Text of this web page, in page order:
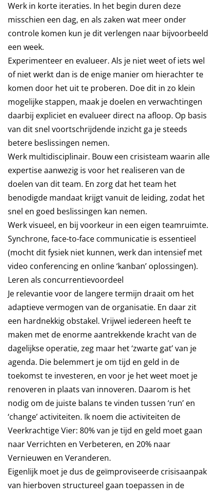
Werk in korte iteraties. In het begin duren deze
misschien een dag, en als zaken wat meer onder
controle komen kun je dit verlengen naar bijvoorbeeld
een week.
Experimenteer en evalueer. Als je niet weet of iets wel
of niet werkt dan is de enige manier om hierachter te
komen door het uit te proberen. Doe dit in zo klein
mogelijke stappen, maak je doelen en verwachtingen
daarbij expliciet en evalueer direct na afloop. Op basis
van dit snel voortschrijdende inzicht ga je steeds
betere beslissingen nemen.
Werk multidisciplinair. Bouw een crisisteam waarin alle
expertise aanwezig is voor het realiseren van de
doelen van dit team. En zorg dat het team het
benodigde mandaat krijgt vanuit de leiding, zodat het
snel en goed beslissingen kan nemen.
Werk visueel, en bij voorkeur in een eigen teamruimte.
Synchrone, face-to-face communicatie is essentieel
(mocht dit fysiek niet kunnen, werk dan intensief met
video conferencing en online ‘kanban’ oplossingen).
Leren als concurrentievoordeel
Je relevantie voor de langere termijn draait om het
adaptieve vermogen van de organisatie. En daar zit
een hardnekkig obstakel. Vrijwel iedereen heeft te
maken met de enorme aantrekkende kracht van de
dagelijkse operatie, zeg maar het ‘zwarte gat’ van je
agenda. Die belemmert je om tijd en geld in de
toekomst te investeren, en voor je het weet moet je
renoveren in plaats van innoveren. Daarom is het
nodig om de juiste balans te vinden tussen ‘run’ en
‘change’ activiteiten. Ik noem die activiteiten de
Veerkrachtige Vier: 80% van je tijd en geld moet gaan
naar Verrichten en Verbeteren, en 20% naar
Vernieuwen en Veranderen.
Eigenlijk moet je dus de geïmproviseerde crisisaanpak
van hierboven structureel gaan toepassen in de